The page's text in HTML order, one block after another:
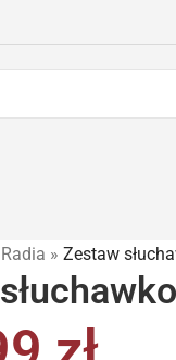
Radia » Zestaw